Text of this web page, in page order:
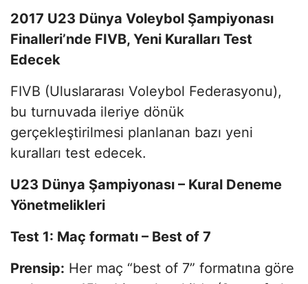
2017 U23 Dünya Voleybol Şampiyonası
Finalleri’nde FIVB, Yeni Kuralları Test
Edecek
FIVB (Uluslararası Voleybol Federasyonu),
bu turnuvada ileriye dönük
gerçekleştirilmesi planlanan bazı yeni
kuralları test edecek.
U23 Dünya Şampiyonası – Kural Deneme
Yönetmelikleri
Test 1: Maç formatı – Best of 7
Prensip: Her maç “best of 7” formatına göre